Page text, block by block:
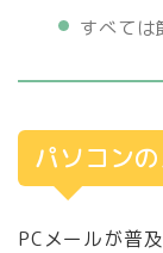
すべては
パソコン
PCメールが普